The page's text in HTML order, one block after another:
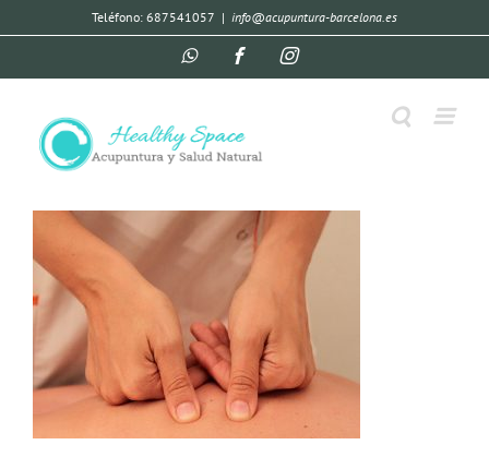
Teléfono: 687541057 | info@acupuntura-barcelona.es